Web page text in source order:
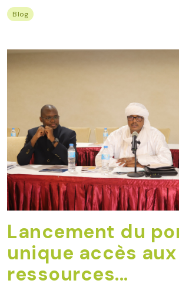
Blog
Lancement du
unique accès aux
ressources...